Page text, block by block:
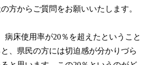
方からご質問をお願いいたします。
病床使用率が20％を超えたということ
、県民の方には切迫感が分かりづら